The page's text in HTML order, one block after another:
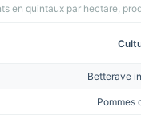
en quintaux par hectare,
Betterave
Pommes